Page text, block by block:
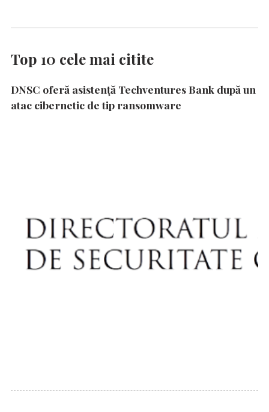
Top 10 cele mai citite
DNSC oferă asistență Techventures Bank după un
atac cibernetic de tip ransomware